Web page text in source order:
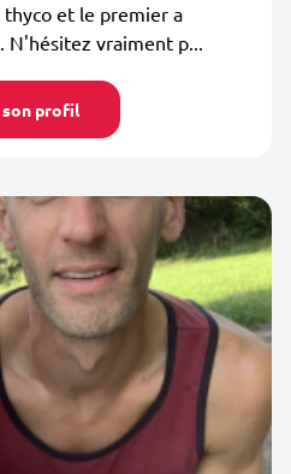
thyco et le premier a
N'hésitez vraiment p...
profil